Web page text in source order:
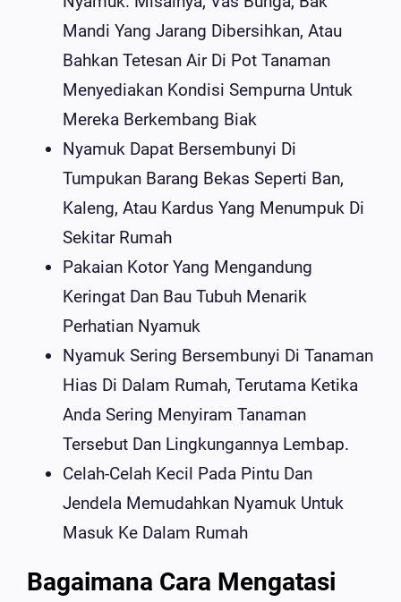
Mandi Yang Jarang Dibersihkan, Atau
Bahkan Tetesan Air Di Pot Tanaman
Menyediakan Kondisi Sempurna Untuk
Mereka Berkembang Biak
Nyamuk Dapat Bersembunyi Di
Tumpukan Barang Bekas Seperti Ban,
Kaleng, Atau Kardus Yang Menumpuk Di
Sekitar Rumah
Pakaian Kotor Yang Mengandung
Keringat Dan Bau Tubuh Menarik
Perhatian Nyamuk
Nyamuk Sering Bersembunyi Di Tanaman
Hias Di Dalam Rumah, Terutama Ketika
Anda Sering Menyiram Tanaman
Tersebut Dan Lingkungannya Lembap.
Celah-Celah Kecil Pada Pintu Dan
Jendela Memudahkan Nyamuk Untuk
Masuk Ke Dalam Rumah
Bagaimana Cara Mengatasi